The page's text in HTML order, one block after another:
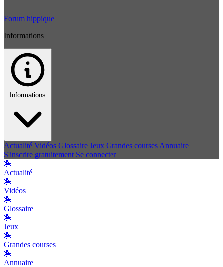
Forum hippique
Informations
Informations
Actualité Vidéos Glossaire Jeux Grandes courses Annuaire
S'inscrire gratuitement Se connecter
🏇
Actualité
🏇
Vidéos
🏇
Glossaire
🏇
Jeux
🏇
Grandes courses
🏇
Annuaire